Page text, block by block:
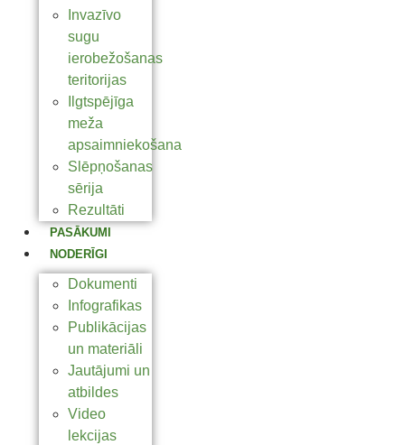
Invazīvo
sugu
ierobežošanas
teritorijas
Ilgtspējīga
meža
apsaimniekošana
Slēpņošanas
sērija
Rezultāti
PASĀKUMI
NODERĪGI
Dokumenti
Infografikas
Publikācijas
un materiāli
Jautājumi un
atbildes
Video
lekcijas